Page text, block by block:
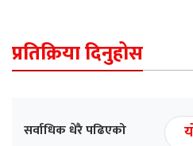
प्रतिक्रिया दिनुहोस
सर्वाधिक धेरै पढिएको